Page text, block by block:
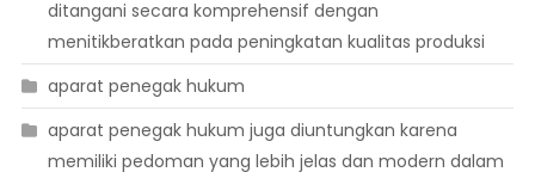
ditangani secara komprehensif dengan
menitikberatkan pada peningkatan kualitas produksi
aparat penegak hukum
aparat penegak hukum juga diuntungkan karena
memiliki pedoman yang lebih jelas dan modern dalam